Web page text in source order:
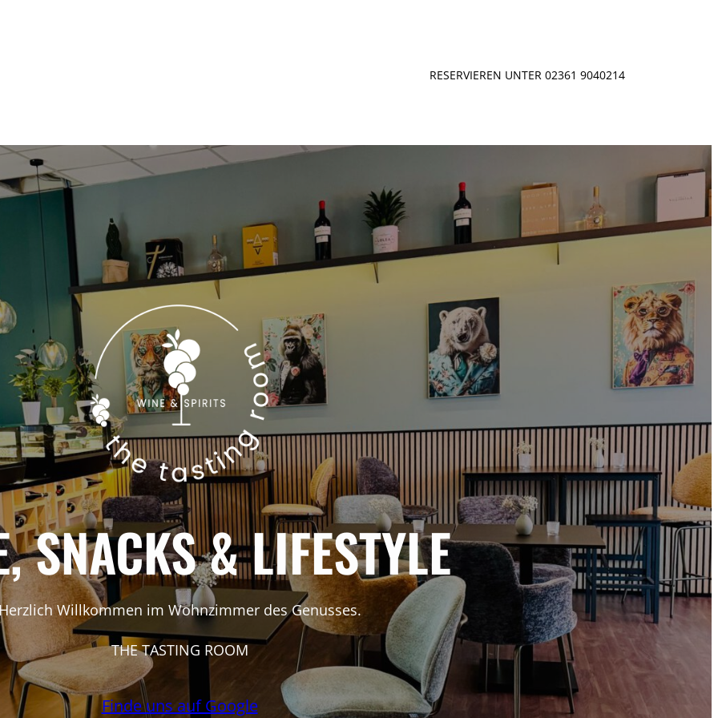
RESERVIEREN UNTER 02361 9040214
SNACKS & LIFESTYLE
Willkommen im Wohnzimmer des Genusses.
THE TASTING ROOM
Finde uns auf Google